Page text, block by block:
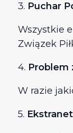
3. Puchar
Wszystkie
Związek
4. Problem
W razie
5.